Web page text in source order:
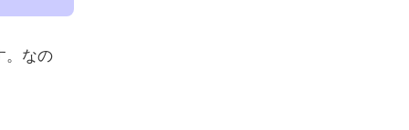
。なの